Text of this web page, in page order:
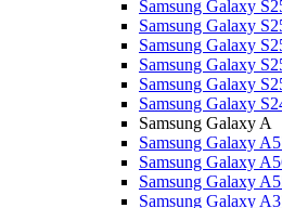
Samsung Galaxy
Samsung Galaxy
Samsung Galaxy
Samsung Galaxy
Samsung Galaxy
Samsung Galaxy
Samsung Galaxy A
Samsung Galaxy
Samsung Galaxy
Samsung Galaxy
Samsung Galaxy